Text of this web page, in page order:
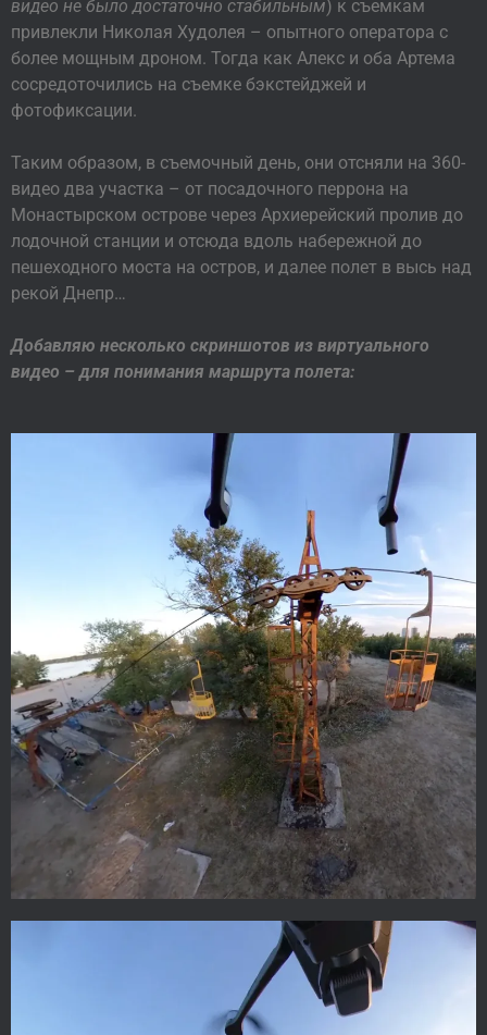
видео не было достаточно стабильным) к съемкам
привлекли Николая Худолея – опытного оператора с
более мощным дроном. Тогда как Алекс и оба Артема
сосредоточились на съемке бэкстейджей и
фотофиксации.
Таким образом, в съемочный день, они отсняли на 360-
видео два участка – от посадочного перрона на
Монастырском острове через Архиерейский пролив до
лодочной станции и отсюда вдоль набережной до
пешеходного моста на остров, и далее полет в высь над
рекой Днепр…
Добавляю несколько скриншотов из виртуального
видео – для понимания маршрута полета: